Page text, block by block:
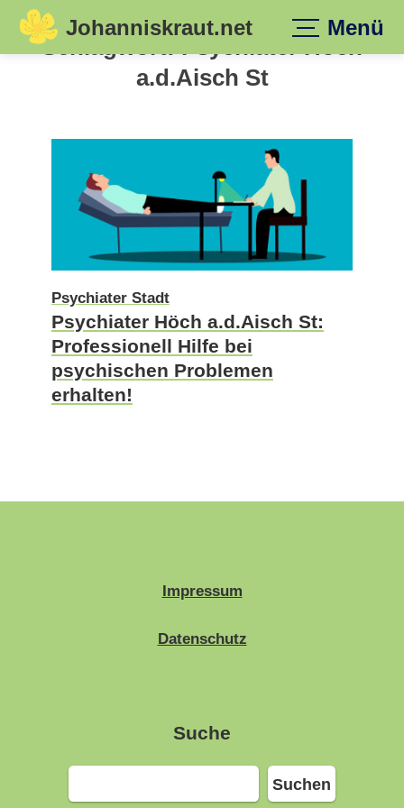
Skip
Johanniskraut.net Menü
Schlagwort:
a.d.Aisch St
Psychiater Stadt
Psychiater Höch a.d.Aisch St:
Professionell Hilfe bei
psychischen Problemen
erhalten!
Impressum
Datenschutz
Suche
Suchen
Suchen